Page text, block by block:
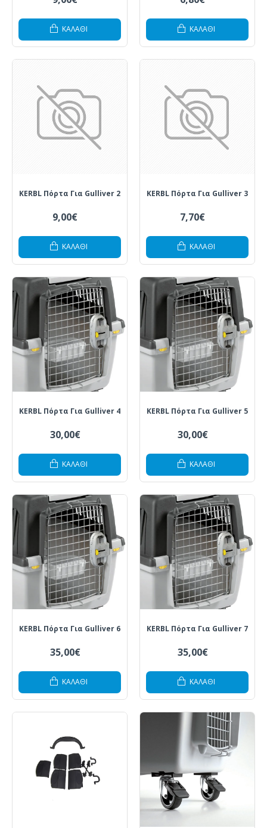
ΚΑΛΆΘΙ ΚΑΛΆΘΙ
KERBL Πόρτα Για Gulliver 2
9,00€
ΚΑΛΆΘΙ
KERBL Πόρτα Για Gulliver 3
7,70€
ΚΑΛΆΘΙ
KERBL Πόρτα Για Gulliver 4
30,00€
ΚΑΛΆΘΙ
KERBL Πόρτα Για Gulliver 5
30,00€
ΚΑΛΆΘΙ
KERBL Πόρτα Για Gulliver 6
35,00€
ΚΑΛΆΘΙ
KERBL Πόρτα Για Gulliver 7
35,00€
ΚΑΛΆΘΙ